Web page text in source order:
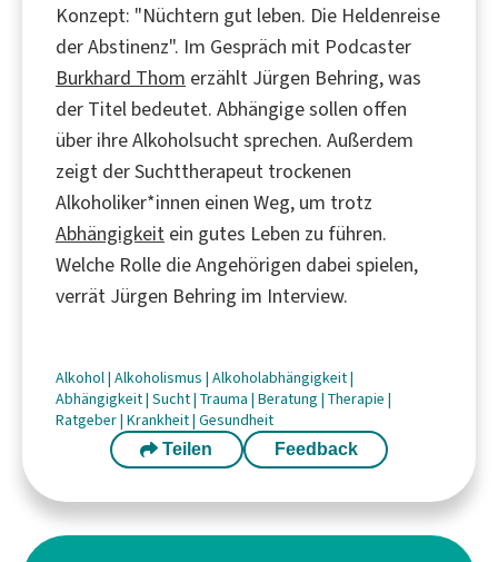
Konzept: "Nüchtern gut leben. Die Heldenreise
der Abstinenz". Im Gespräch mit Podcaster
Burkhard Thom erzählt Jürgen Behring, was
der Titel bedeutet. Abhängige sollen offen
über ihre Alkoholsucht sprechen. Außerdem
zeigt der Suchttherapeut trockenen
Alkoholiker*innen einen Weg, um trotz
Abhängigkeit ein gutes Leben zu führen.
Welche Rolle die Angehörigen dabei spielen,
verrät Jürgen Behring im Interview.
Alkohol| Alkoholismus | Alkoholabhängigkeit|
Abhängigkeit| Sucht| Trauma | Beratung | Therapie |
Ratgeber| Krankheit| Gesundheit
Teilen Feedback